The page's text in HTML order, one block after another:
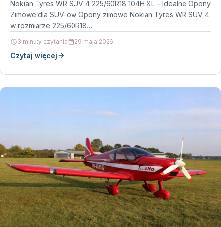
Nokian Tyres WR SUV 4 225/60R18 104H XL – Idealne Opony
Zimowe dla SUV-ów Opony zimowe Nokian Tyres WR SUV 4
w rozmiarze 225/60R18…
3 minuty czytania 29 maja 2026
Czytaj więcej